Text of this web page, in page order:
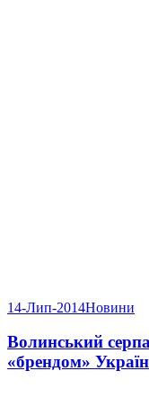
14-Лип-2014Новини
Волинський
«брендом»